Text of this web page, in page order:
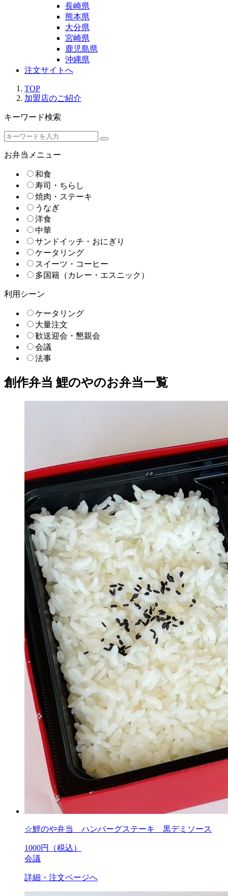
長崎県
熊本県
大分県
宮崎県
鹿児島県
沖縄県
注文サイトへ
TOP
加盟店のご紹介
キーワード検索
お弁当メニュー
和食
寿司・ちらし
焼肉・ステーキ
うなぎ
洋食
中華
サンドイッチ・おにぎり
ケータリング
スイーツ・コーヒー
多国籍（カレー・エスニック）
利用シーン
ケータリング
大量注文
歓送迎会・懇親会
会議
法事
創作弁当 鯉のやのお弁当一覧
☆鯉のや弁当 ハンバーグステーキ 黒デミソース
1000円（税込）
会議
詳細・注文ページへ